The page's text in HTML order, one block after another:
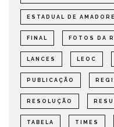
ESTADUAL DE
FINAL FOTOS DA
LANCES LEOC
PUBLICAÇÃO
RESOLUÇÃO
TABELA TIMES